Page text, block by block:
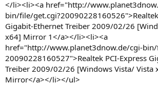
</li><li><a href="http://
bin/file/get.cgi?20090228160526">Realtek
Gigabit-Ethernet Treiber 2009/02/26
x64] Mirror 1</a></li><li><a
href="http://www.planet3dnow.de/cgi-
20090228160527">Realtek PCI-Express
Treiber 2009/02/26 [Windows Vista/ Vista
Mirror</a></li></ul>